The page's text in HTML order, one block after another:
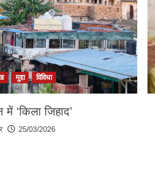
मुद्दा विविधा
में ‘किला जिहाद’
25/03/2026